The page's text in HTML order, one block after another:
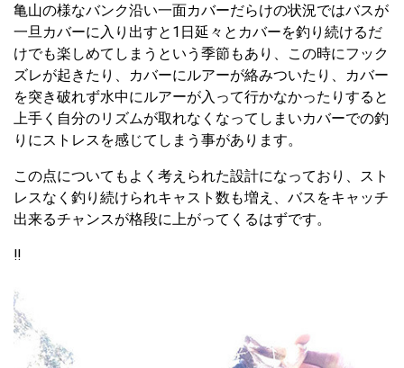
亀山の様なバンク沿い一面カバーだらけの状況ではバスが
一旦カバーに入り出すと1日延々とカバーを釣り続けるだ
けでも楽しめてしまうという季節もあり、この時にフック
ズレが起きたり、カバーにルアーが絡みついたり、カバー
を突き破れず水中にルアーが入って行かなかったりすると
上手く自分のリズムが取れなくなってしまいカバーでの釣
りにストレスを感じてしまう事があります。
この点についてもよく考えられた設計になっており、スト
レスなく釣り続けられキャスト数も増え、バスをキャッチ
出来るチャンスが格段に上がってくるはずです。
‼